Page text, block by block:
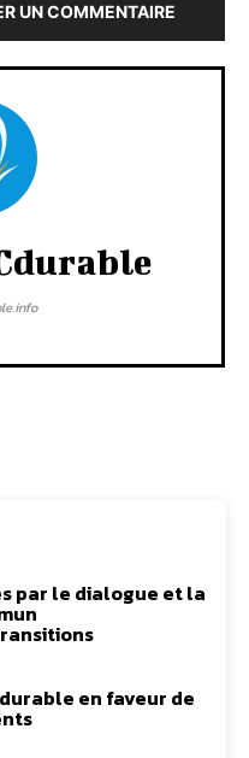
UN COMMENTAIRE
par le dialogue et la
en faveur de